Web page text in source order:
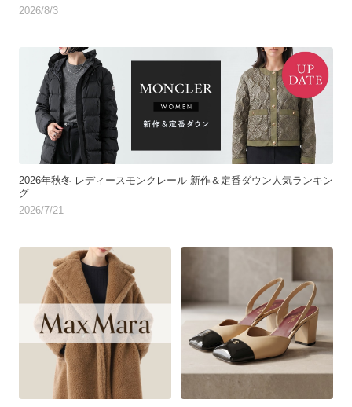
2026/8/3
2026年秋冬 レディースモンクレール 新作＆定番ダウン人気ランキン
グ
2026/7/21